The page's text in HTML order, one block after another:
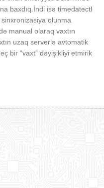
baxdıq.İndi isə timedatectl
olunma
manual olaraq vaxtın
uzaq serverlə avtomatik
bir “vaxt” dəyişikliyi etmirik